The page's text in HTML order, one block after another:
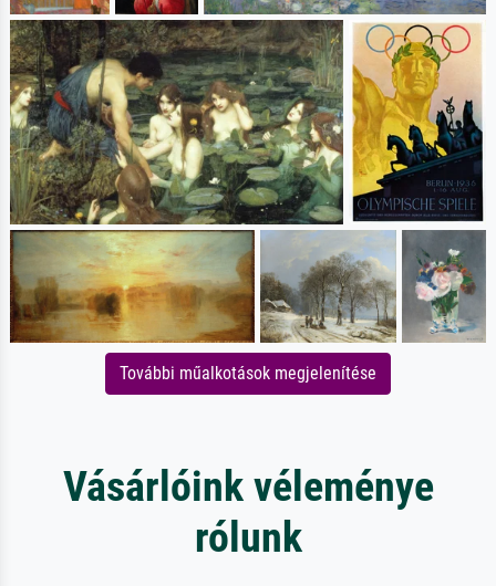
További műalkotások megjelenítése
Vásárlóink véleménye
rólunk